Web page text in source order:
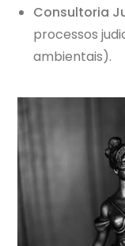
Consultoria
processos
ambientais).